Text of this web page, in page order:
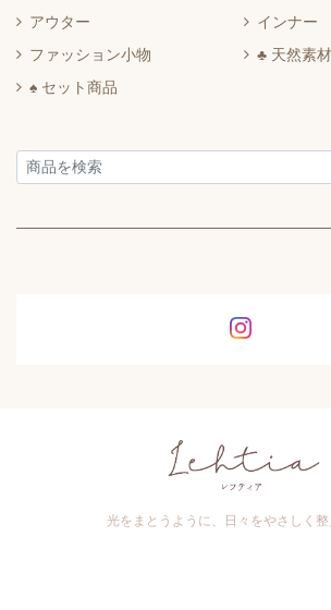
アウター
インナー
ファッション小物
♣ 天然素
♠ セット商品
光をまとうように、日々をやさしく整